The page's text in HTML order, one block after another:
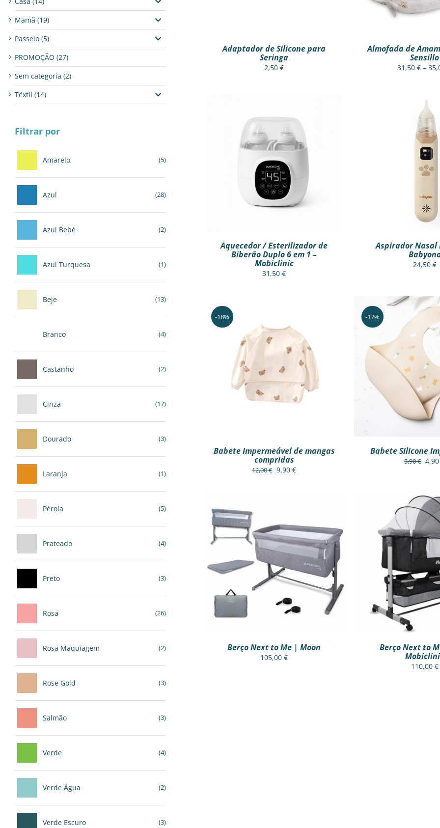
Adaptador de Silicone para
Seringa
2,50€
THE
ON
THE
Almofada de
Sensillo
31,50€ –
ADICIONAR / VER RÁPIDO
Aquecedor / Esterilizador de
Biberão Duplo 6 em 1 –
Mobiclinic
31,50€
THIS
THE
ON
THE
/
Aspirador Nasal
24,50 €
-18%
VER OPÇÕES
THIS
PRODUCT
HAS
MULTIPLE
VARIANTS.
CHOSEN
ON
THE
VER RÁPIDO
Babete Impermeável de mangas
compridas
12,00€ O
9,90€O
-17%
VER OPÇÕES
THIS
HAS
THE
ON
/
Babete Silicone
5,90€ O
era:
5,90
ADICIONAR / VER RÁPIDO
Berço Next to Me | Moon
105,00€
ADICIONAR
Berço Next to
110,00 €
Mamã (19)
Passeio (5)
PROMOÇÃO (27)
Sem categoria (2)
Têxtil (14)
Filtrar por
Amarelo (5)
Azul (28)
Azul Bebé (2)
Azul Turquesa (1)
Beje (13)
Branco (4)
Castanho (2)
Cinza (17)
Dourado (3)
Laranja (1)
Pérola (5)
Prateado (4)
Preto (3)
Rosa (26)
Rosa Maquiagem (2)
Rose Gold (3)
Salmão (3)
Verde (4)
Verde Água (2)
Verde Escuro (3)